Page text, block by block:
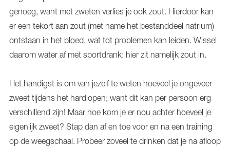
genoeg, want met zweten verlies je ook zout. Hierdoor kan
er een tekort aan zout (met name het bestanddeel natrium)
ontstaan in het bloed, wat tot problemen kan leiden. Wissel
daarom water af met sportdrank: hier zit namelijk zout in.
Het handigst is om van jezelf te weten hoeveel je ongeveer
zweet tijdens het hardlopen; want dit kan per persoon erg
verschillend zijn! Maar hoe kom je er nou achter hoeveel je
eigenlijk zweet? Stap dan af en toe voor en na een training
op de weegschaal. Probeer zoveel te drinken dat je na afloop